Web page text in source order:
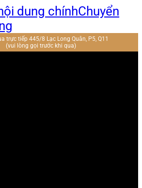
dung chínhChuyển
trực tiếp 445/8 Lạc Long Quân, P5, Q11
(vui lòng gọi trước khi qua)